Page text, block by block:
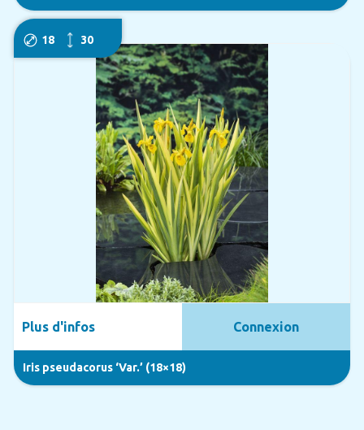
18 30
Iris pseudacorus ‘Var.’ (18×18)
Plus d'infos Connexion